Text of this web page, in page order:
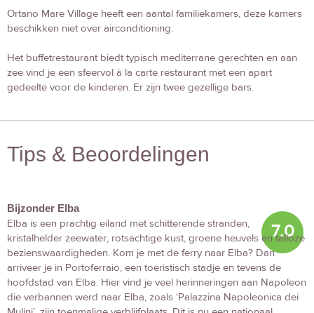
Ortano Mare Village heeft een aantal familiekamers, deze kamers
beschikken niet over airconditioning.
Het buffetrestaurant biedt typisch mediterrane gerechten en aan
zee vind je een sfeervol à la carte restaurant met een apart
gedeelte voor de kinderen. Er zijn twee gezellige bars.
Tips & Beoordelingen
7.0
Bijzonder Elba
Elba is een prachtig eiland met schitterende stranden,
kristalhelder zeewater, rotsachtige kust, groene heuvels en talloze
bezienswaardigheden. Kom je met de ferry naar Elba? Dan
arriveer je in Portoferraio, een toeristisch stadje en tevens de
hoofdstad van Elba. Hier vind je veel herinneringen aan Napoleon
die verbannen werd naar Elba, zoals ‘Palazzina Napoleonica dei